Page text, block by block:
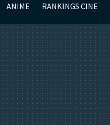
ANIME RANKINGS CINE